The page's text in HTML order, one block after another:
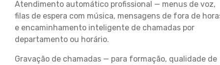
Atendimento automático profissional — menus de voz,
filas de espera com música, mensagens de fora de
e encaminhamento inteligente de chamadas por
departamento ou horário.
Gravação de chamadas — para formação, qualidade de